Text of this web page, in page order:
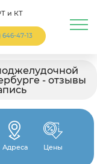
и КТ
646-47-13
- отзывы
Адреса Цены